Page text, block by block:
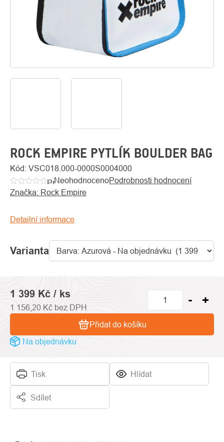
ROCK EMPIRE PYTLÍK BOULDER BAG
Kód: VSC018.000-0000S0004000
Průměrné
hodnocení
je
z
5
NeohodnocenoPodrobnosti hodnocení
Značka: Rock Empire
Varianta
Detailní informace
Tisk Hlídat
Sdílet
1 399 Kč / ks
1 156,20 Kč bez DPH
Na objednávku
Přidat do košíku